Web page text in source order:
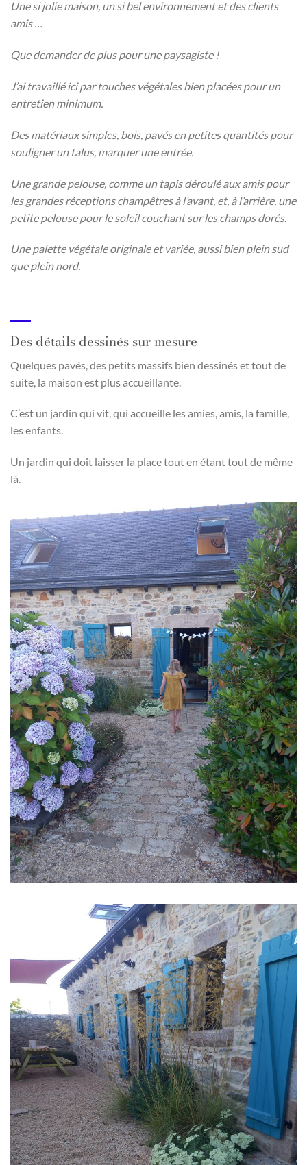
Une si jolie maison, un si bel environnement et des clients
amis …
Que demander de plus pour une paysagiste !
J’ai travaillé ici par touches végétales bien placées pour un
entretien minimum.
Des matériaux simples, bois, pavés en petites quantités pour
souligner un talus, marquer une entrée.
Une grande pelouse, comme un tapis déroulé aux amis pour
les grandes réceptions champêtres à l’avant, et, à l’arrière, une
petite pelouse pour le soleil couchant sur les champs dorés.
Une palette végétale originale et variée, aussi bien plein sud
que plein nord.
Des détails dessinés sur mesure
Quelques pavés, des petits massifs bien dessinés et tout de
suite, la maison est plus accueillante.
C’est un jardin qui vit, qui accueille les amies, amis, la famille,
les enfants.
Un jardin qui doit laisser la place tout en étant tout de même
là.